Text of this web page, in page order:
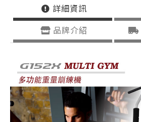
詳細資訊
品牌介紹